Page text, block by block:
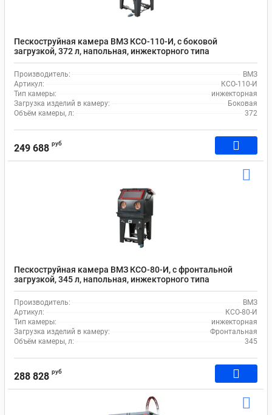
Пескоструйная камера ВМЗ КСО-110-И, с боковой
загрузкой, 372 л, напольная, инжекторного типа
Производитель:
ВМЗ
Артикул:
КСО-110-И
Тип камеры:
инжекторная
Загрузка изделий в камеру:
Боковая
Объём камеры, л:
372
249 688 руб
Пескоструйная камера ВМЗ КСО-80-И, с фронтальной
загрузкой, 345 л, напольная, инжекторного типа
Производитель:
ВМЗ
Артикул:
КСО-80-И
Тип камеры:
инжекторная
Загрузка изделий в камеру:
Фронтальная
Объём камеры, л:
345
288 828 руб